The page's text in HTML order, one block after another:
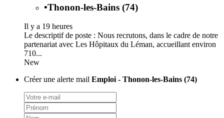
•Thonon-les-Bains (74)
Il y a 19 heures
Le descriptif de poste : Nous recrutons, dans le cadre de notre
partenariat avec Les Hôpitaux du Léman, accueillant environ
710...
New
Créer une alerte mail Emploi - Thonon-les-Bains (74)